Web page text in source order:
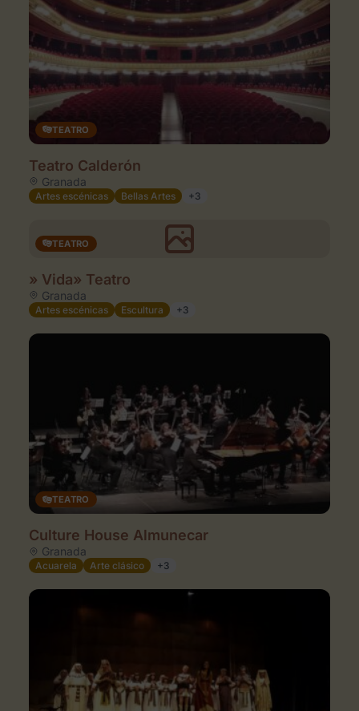
TEATRO
Teatro Calderón
Granada
Artes escénicas Bellas Artes +3
TEATRO
» Vida» Teatro
Granada
Artes escénicas Escultura +3
TEATRO
Culture House Almunecar
Granada
Acuarela Arte clásico +3